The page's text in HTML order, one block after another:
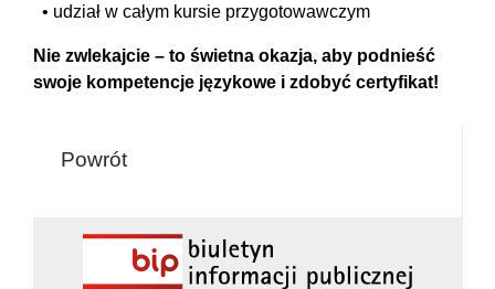
• udział w całym kursie przygotowawczym
Nie zwlekajcie – to świetna okazja, aby podnieść
swoje kompetencje językowe i zdobyć certyfikat!
Powrót